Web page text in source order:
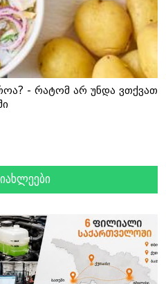
- რატომ არ უნდა ვთქვათ